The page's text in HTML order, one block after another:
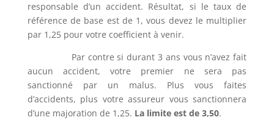
responsable d’un accident. Résultat, si le taux de
référence de base est de 1, vous devez le multiplier
par 1,25 pour votre coefficient à venir.
Par contre si durant 3 ans vous n’avez fait
aucun accident, votre premier ne sera pas
sanctionné par un malus. Plus vous faites
d’accidents, plus votre assureur vous sanctionnera
d’une majoration de 1,25. La limite est de 3,50.